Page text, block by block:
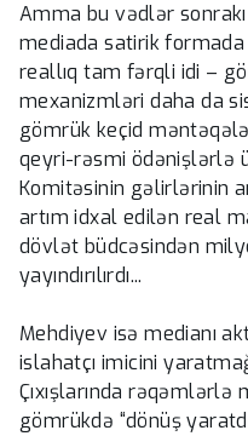
Amma bu vədlər
mediada satirik formada
reallıq tam fərqli idi –
mexanizmləri daha da
gömrük keçid
qeyri-rəsmi ödənişlərlə
Komitəsinin gəlirlərinin
artım idxal edilən real
dövlət büdcəsindən
yayındırılırdı...
Mehdiyev isə medianı
islahatçı imicini
Çıxışlarında
gömrükdə “dönüş